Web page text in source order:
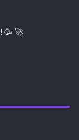
! 🥳 🚀